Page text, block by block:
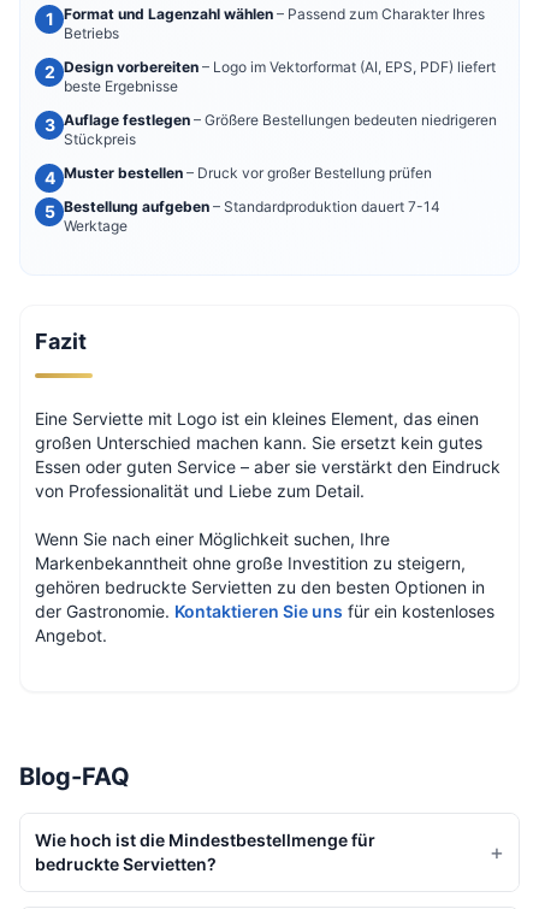
Format und Lagenzahl wählen – Passend zum Charakter Ihres
Betriebs
Design vorbereiten – Logo im Vektorformat (AI, EPS, PDF) liefert
beste Ergebnisse
Auflage festlegen – Größere Bestellungen bedeuten niedrigeren
Stückpreis
Muster bestellen – Druck vor großer Bestellung prüfen
Bestellung aufgeben – Standardproduktion dauert 7-14
Werktage
Fazit
Eine Serviette mit Logo ist ein kleines Element, das einen
großen Unterschied machen kann. Sie ersetzt kein gutes
Essen oder guten Service – aber sie verstärkt den Eindruck
von Professionalität und Liebe zum Detail.
Wenn Sie nach einer Möglichkeit suchen, Ihre
Markenbekanntheit ohne große Investition zu steigern,
gehören bedruckte Servietten zu den besten Optionen in
der Gastronomie. Kontaktieren Sie uns für ein kostenloses
Angebot.
Blog-FAQ
Wie hoch ist die Mindestbestellmenge für
bedruckte Servietten?
+